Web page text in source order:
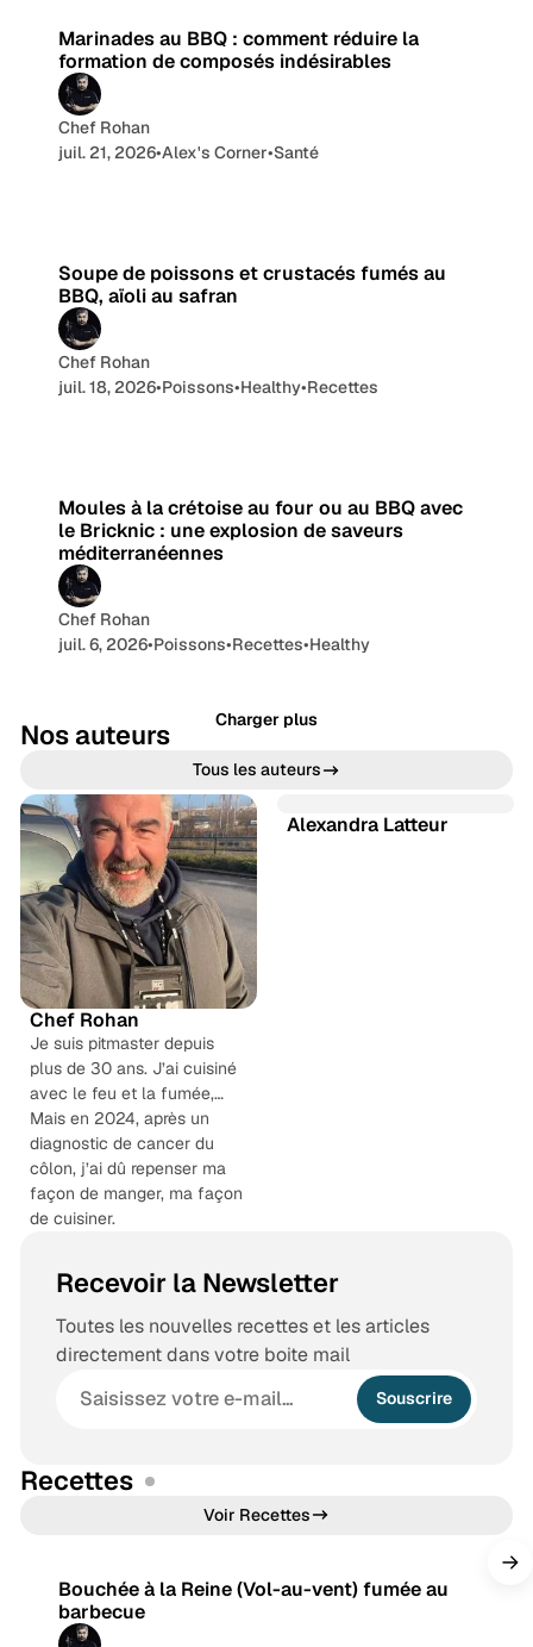
Marinades au BBQ : comment réduire la
formation de composés indésirables
Chef Rohan
juil. 21, 2026•Alex's Corner•Santé
Soupe de poissons et crustacés fumés au
BBQ, aïoli au safran
Chef Rohan
juil. 18, 2026•Poissons•Healthy•Recettes
Moules à la crétoise au four ou au BBQ avec
le Bricknic : une explosion de saveurs
méditerranéennes
Chef Rohan
juil. 6, 2026•Poissons•Recettes•Healthy
Charger plus
Nos auteurs
Tous les auteurs
S
i
t
e
w
e
b
F
a
c
e
b
o
o
k
L
i
n
k
e
d
I
n
T
h
r
e
a
d
s
Y
o
u
T
u
b
e
I
n
s
a
g
r
a
m
Chef Rohan
Je suis pitmaster depuis
plus de 30 ans. J’ai cuisiné
avec le feu et la fumée,…
Mais en 2024, après un
diagnostic de cancer du
côlon, j’ai dû repenser ma
façon de manger, ma façon
de cuisiner.
Alexandra Latteur
Recevoir la Newsletter
Toutes les nouvelles recettes et les articles
directement dans votre boite mail
Souscrire
Recettes
Voir Recettes
Bouchée à la Reine (Vol-au-vent) fumée au
barbecue